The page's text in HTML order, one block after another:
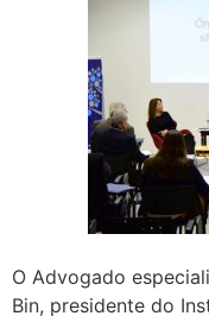
O Advogado
Bin, presidente do